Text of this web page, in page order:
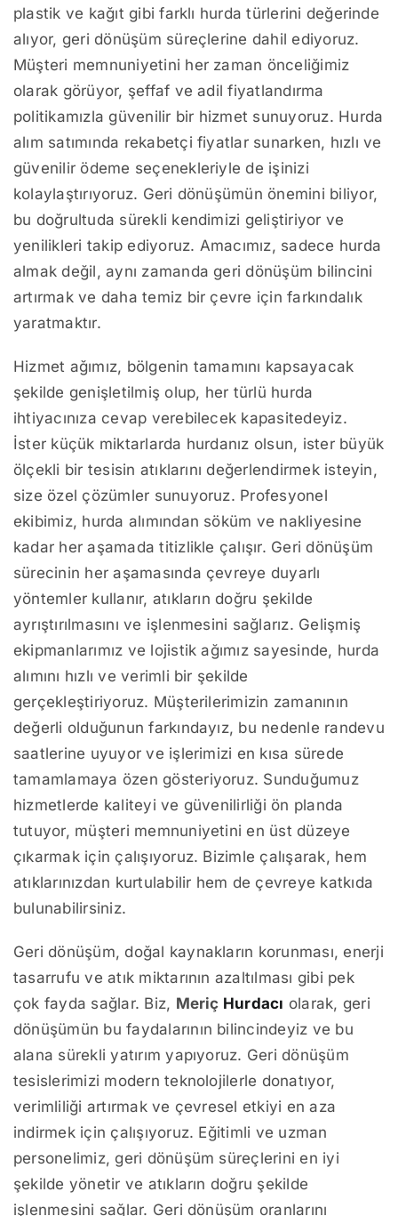
plastik ve kağıt gibi farklı hurda türlerini değerinde
alıyor, geri dönüşüm süreçlerine dahil ediyoruz.
Müşteri memnuniyetini her zaman önceliğimiz
olarak görüyor, şeffaf ve adil fiyatlandırma
politikamızla güvenilir bir hizmet sunuyoruz. Hurda
alım satımında rekabetçi fiyatlar sunarken, hızlı ve
güvenilir ödeme seçenekleriyle de işinizi
kolaylaştırıyoruz. Geri dönüşümün önemini biliyor,
bu doğrultuda sürekli kendimizi geliştiriyor ve
yenilikleri takip ediyoruz. Amacımız, sadece hurda
almak değil, aynı zamanda geri dönüşüm bilincini
artırmak ve daha temiz bir çevre için farkındalık
yaratmaktır.
Hizmet ağımız, bölgenin tamamını kapsayacak
şekilde genişletilmiş olup, her türlü hurda
ihtiyacınıza cevap verebilecek kapasitedeyiz.
İster küçük miktarlarda hurdanız olsun, ister büyük
ölçekli bir tesisin atıklarını değerlendirmek isteyin,
size özel çözümler sunuyoruz. Profesyonel
ekibimiz, hurda alımından söküm ve nakliyesine
kadar her aşamada titizlikle çalışır. Geri dönüşüm
sürecinin her aşamasında çevreye duyarlı
yöntemler kullanır, atıkların doğru şekilde
ayrıştırılmasını ve işlenmesini sağlarız. Gelişmiş
ekipmanlarımız ve lojistik ağımız sayesinde, hurda
alımını hızlı ve verimli bir şekilde
gerçekleştiriyoruz. Müşterilerimizin zamanının
değerli olduğunun farkındayız, bu nedenle randevu
saatlerine uyuyor ve işlerimizi en kısa sürede
tamamlamaya özen gösteriyoruz. Sunduğumuz
hizmetlerde kaliteyi ve güvenilirliği ön planda
tutuyor, müşteri memnuniyetini en üst düzeye
çıkarmak için çalışıyoruz. Bizimle çalışarak, hem
atıklarınızdan kurtulabilir hem de çevreye katkıda
bulunabilirsiniz.
Geri dönüşüm, doğal kaynakların korunması, enerji
tasarrufu ve atık miktarının azaltılması gibi pek
çok fayda sağlar. Biz, Meriç Hurdacı olarak, geri
dönüşümün bu faydalarının bilincindeyiz ve bu
alana sürekli yatırım yapıyoruz. Geri dönüşüm
tesislerimizi modern teknolojilerle donatıyor,
verimliliği artırmak ve çevresel etkiyi en aza
indirmek için çalışıyoruz. Eğitimli ve uzman
personelimiz, geri dönüşüm süreçlerini en iyi
şekilde yönetir ve atıkların doğru şekilde
işlenmesini sağlar. Geri dönüşüm oranlarını